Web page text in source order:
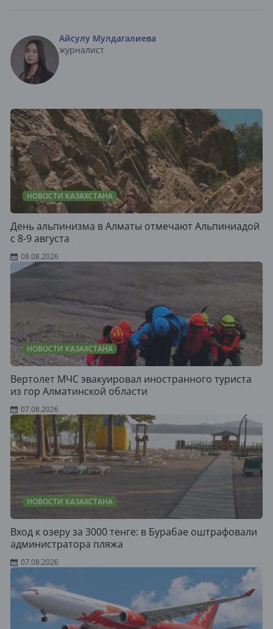
Айсулу Мулдагалиева
журналист
НОВОСТИ КАЗАХСТАНА
День альпинизма в Алматы отмечают Альпиниадой
с 8-9 августа
08.08.2026
НОВОСТИ КАЗАХСТАНА
Вертолет МЧС эвакуировал иностранного туриста
из гор Алматинской области
07.08.2026
НОВОСТИ КАЗАХСТАНА
Вход к озеру за 3000 тенге: в Бурабае оштрафовали
администратора пляжа
07.08.2026